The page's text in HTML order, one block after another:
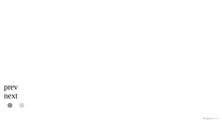
prev
next
blogjquery.ru